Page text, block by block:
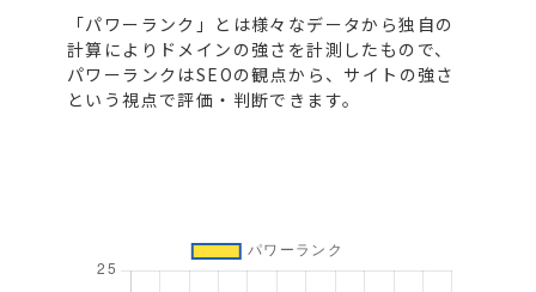
「パワーランク」とは様々なデータから独自の
計算によりドメインの強さを計測したもので、
パワーランクはSEOの観点から、サイトの強さ
という視点で評価・判断できます。